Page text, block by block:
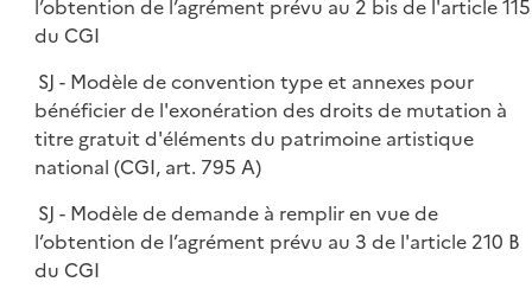
l’obtention de l’agrément prévu au 2 bis de l'article 115
du CGI
SJ - Modèle de convention type et annexes pour
bénéficier de l'exonération des droits de mutation à
titre gratuit d'éléments du patrimoine artistique
national (CGI, art. 795 A)
SJ - Modèle de demande à remplir en vue de
l’obtention de l’agrément prévu au 3 de l'article 210 B
du CGI